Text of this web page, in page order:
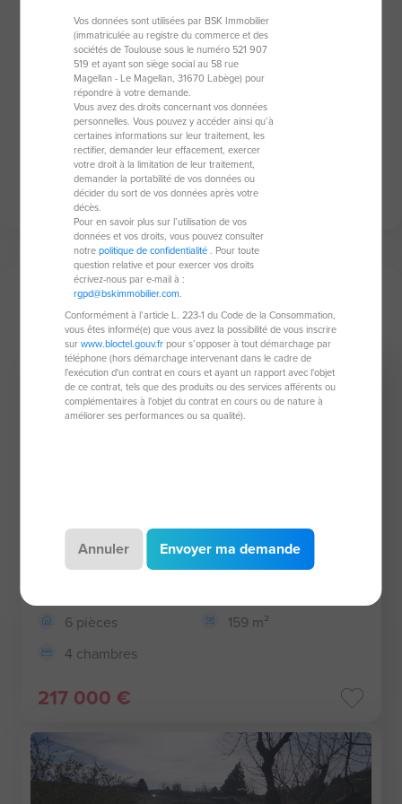
- Profonde connaissance du marché local et
régional
- Ancien conseiller municipal et joueur de rugby,
impliqué dans la vie locale
Je m'engage à vous accompagner avec
professionnalisme et à vous offrir des solutions sur
mesure.
Contactez-moi dès aujourd'hui !
Mes derniers biens
Sous compromis
Maison de 159 m²
6 pièces
159 m²
4 chambres
217 000 €
Vos données sont utilisées par BSK Immobilier
(immatriculée au registre du commerce et des
sociétés de Toulouse sous le numéro 521 907
519 et ayant son siège social au 58 rue
Magellan - Le Magellan, 31670 Labège) pour
répondre à votre demande.
Vous avez des droits concernant vos données
personnelles. Vous pouvez y accéder ainsi qu’à
certaines informations sur leur traitement, les
rectifier, demander leur effacement, exercer
votre droit à la limitation de leur traitement,
demander la portabilité de vos données ou
décider du sort de vos données après votre
décès.
Pour en savoir plus sur l’utilisation de vos
données et vos droits, vous pouvez consulter
notrepolitique de confidentialité. Pour toute
question relative et pour exercer vos droits
écrivez-nous par e-mail à :
rgpd@bskimmobilier.com.
Conformément à l’article L. 223-1 du Code de la Consommation,
vous êtes informé(e) que vous avez la possibilité de vous inscrire
surwww.bloctel.gouv.frpour s’opposer à tout démarchage par
téléphone (hors démarchage intervenant dans le cadre de
l'exécution d'un contrat en cours et ayant un rapport avec l'objet
de ce contrat, tels que des produits ou des services afférents ou
complémentaires à l'objet du contrat en cours ou de nature à
améliorer ses performances ou sa qualité).
Annuler Envoyer ma demande